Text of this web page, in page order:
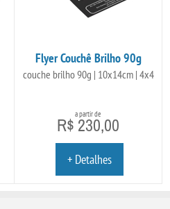
Flyer Couchê Brilho 90g
couche brilho 90g | 10x14cm | 4x4
a partir de
R$ 230,00
+ Detalhes